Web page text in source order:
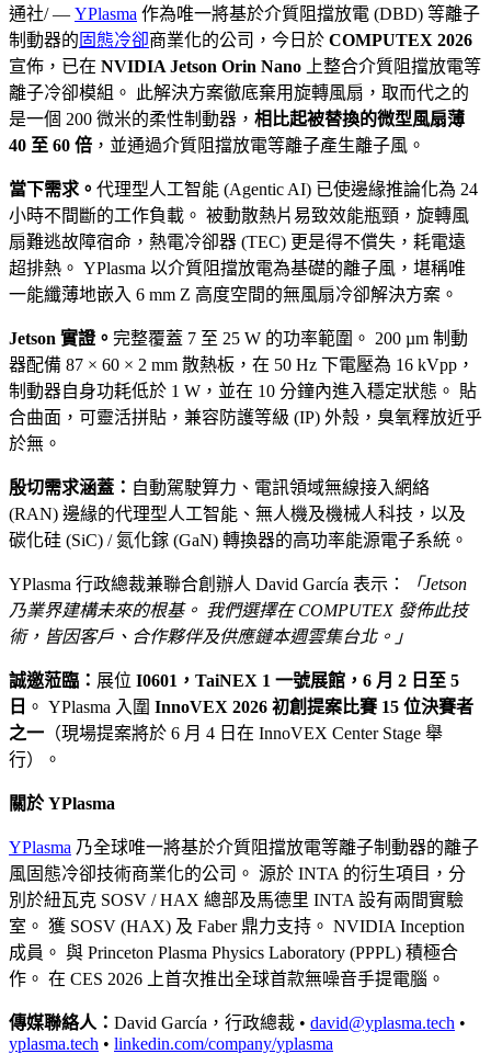
通社/ — YPlasma 作為唯一將基於介質阻擋放電 (DBD) 等離子
制動器的 固態冷卻商業化的公司，今日於 COMPUTEX 2026
宣佈，已在 NVIDIA Jetson Orin Nano 上整合介質阻擋放電等
離子冷卻模組。 此解決方案徹底棄用旋轉風扇，取而代之的
是一個 200 微米的柔性制動器， 相比起被替換的微型風扇薄
40 至 60 倍 ，並通過介質阻擋放電等離子產生離子風。
當下需求。 代理型人工智能 (Agentic AI) 已使邊緣推論化為 24
小時不間斷的工作負載。 被動散熱片易致效能瓶頸，旋轉風
扇難逃故障宿命，熱電冷卻器 (TEC) 更是得不償失，耗電遠
超排熱。 YPlasma 以介質阻擋放電為基礎的離子風，堪稱唯
一能纖薄地嵌入 6 mm Z 高度空間的無風扇冷卻解決方案。
Jetson 實證。 完整覆蓋 7 至 25 W 的功率範圍。 200 µm 制動
器配備 87 × 60 × 2 mm 散熱板，在 50 Hz 下電壓為 16 kVpp，
制動器自身功耗低於 1 W，並在 10 分鐘內進入穩定狀態。 貼
合曲面，可靈活拼貼，兼容防護等級 (IP) 外殼，臭氧釋放近乎
於無。
殷切需求涵蓋： 自動駕駛算力、電訊領域無線接入網絡
(RAN) 邊緣的代理型人工智能、無人機及機械人科技，以及
碳化硅 (SiC) / 氮化鎵 (GaN) 轉換器的高功率能源電子系統。
YPlasma 行政總裁兼聯合創辦人 David García 表示：
「Jetson
乃業界建構未來的根基。 我們選擇在 COMPUTEX 發佈此技
術，皆因客戶、合作夥伴及供應鏈本週雲集台北。」
誠邀蒞臨： 展位 I0601，TaiNEX 1 一號展館，6 月 2 日至 5
日 。 YPlasma 入圍 InnoVEX 2026 初創提案比賽 15 位決賽者
之一 （現場提案將於 6 月 4 日在 InnoVEX Center Stage 舉
行）。
關於 YPlasma
YPlasma 乃全球唯一將基於介質阻擋放電等離子制動器的離子
風固態冷卻技術商業化的公司。 源於 INTA 的衍生項目，分
別於紐瓦克 SOSV / HAX 總部及馬德里 INTA 設有兩間實驗
室。 獲 SOSV (HAX) 及 Faber 鼎力支持。 NVIDIA Inception
成員。 與 Princeton Plasma Physics Laboratory (PPPL) 積極合
作。 在 CES 2026 上首次推出全球首款無噪音手提電腦。
傳媒聯絡人： David García，行政總裁 • david@yplasma.tech •
yplasma.tech • linkedin.com/company/yplasma